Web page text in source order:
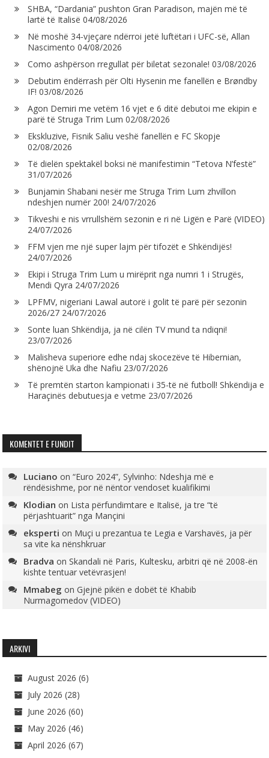
SHBA, “Dardania” pushton Gran Paradison, majën më të
lartë të Italisë 04/08/2026
Në moshë 34-vjeçare ndërroi jetë luftëtari i UFC-së, Allan
Nascimento 04/08/2026
Como ashpërson rregullat për biletat sezonale! 03/08/2026
Debutim ëndërrash për Olti Hysenin me fanellën e Brøndby
IF! 03/08/2026
Agon Demiri me vetëm 16 vjet e 6 ditë debutoi me ekipin e
parë të Struga Trim Lum 02/08/2026
Ekskluzive, Fisnik Saliu veshë fanellën e FC Skopje
02/08/2026
Të dielën spektakël boksi në manifestimin “Tetova N’festë”
31/07/2026
Bunjamin Shabani nesër me Struga Trim Lum zhvillon
ndeshjen numër 200! 24/07/2026
Tikveshi e nis vrrullshëm sezonin e ri në Ligën e Parë (VIDEO)
24/07/2026
FFM vjen me një super lajm për tifozët e Shkëndijës!
24/07/2026
Ekipi i Struga Trim Lum u mirëprit nga numri 1 i Strugës,
Mendi Qyra 24/07/2026
LPFMV, nigeriani Lawal autorë i golit të parë për sezonin
2026/27 24/07/2026
Sonte luan Shkëndija, ja në cilën TV mund ta ndiqni!
23/07/2026
Malisheva superiore edhe ndaj skocezëve të Hibernian,
shënojnë Uka dhe Nafiu 23/07/2026
Të premtën starton kampionati i 35-të në futboll! Shkëndija e
Haraçinës debutuesja e vetme 23/07/2026
KOMENTET E FUNDIT
Luciano on“Euro 2024”, Sylvinho: Ndeshja më e
rëndësishme, por në nëntor vendoset kualifikimi
Klodian on Lista përfundimtare e Italisë, ja tre “të
përjashtuarit” nga Mançini
eksperti on Muçi u prezantua te Legia e Varshavës, ja për
sa vite ka nënshkruar
Bradva onSkandali në Paris, Kultesku, arbitri që në 2008-ën
kishte tentuar vetëvrasjen!
Mmabeg onGjejnë pikën e dobët të Khabib
Nurmagomedov (VIDEO)
ARKIVI
August 2026 (6)
July 2026 (28)
June 2026 (60)
May 2026 (46)
April 2026 (67)